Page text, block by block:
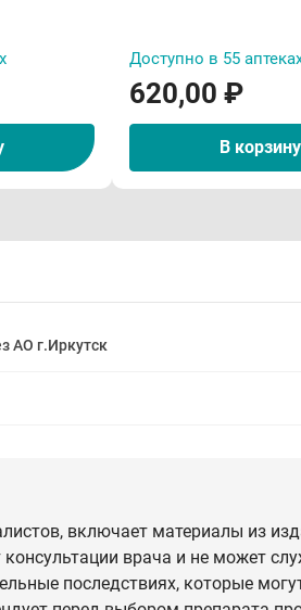
Доступно в 55
620,00 ₽
В корзину
АО г.Иркутск
включает материалы из
врача и не может
последствиях, которые